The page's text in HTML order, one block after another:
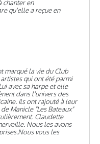
chanter en
qu'elle a reçue en
marqué la vie du Club
qui ont été parmi
avec sa harpe et elle
dans l'univers des
Ils ont rajouté à leur
Manicle "Les Bateaux"
Claudette
Nous les avons
vous les